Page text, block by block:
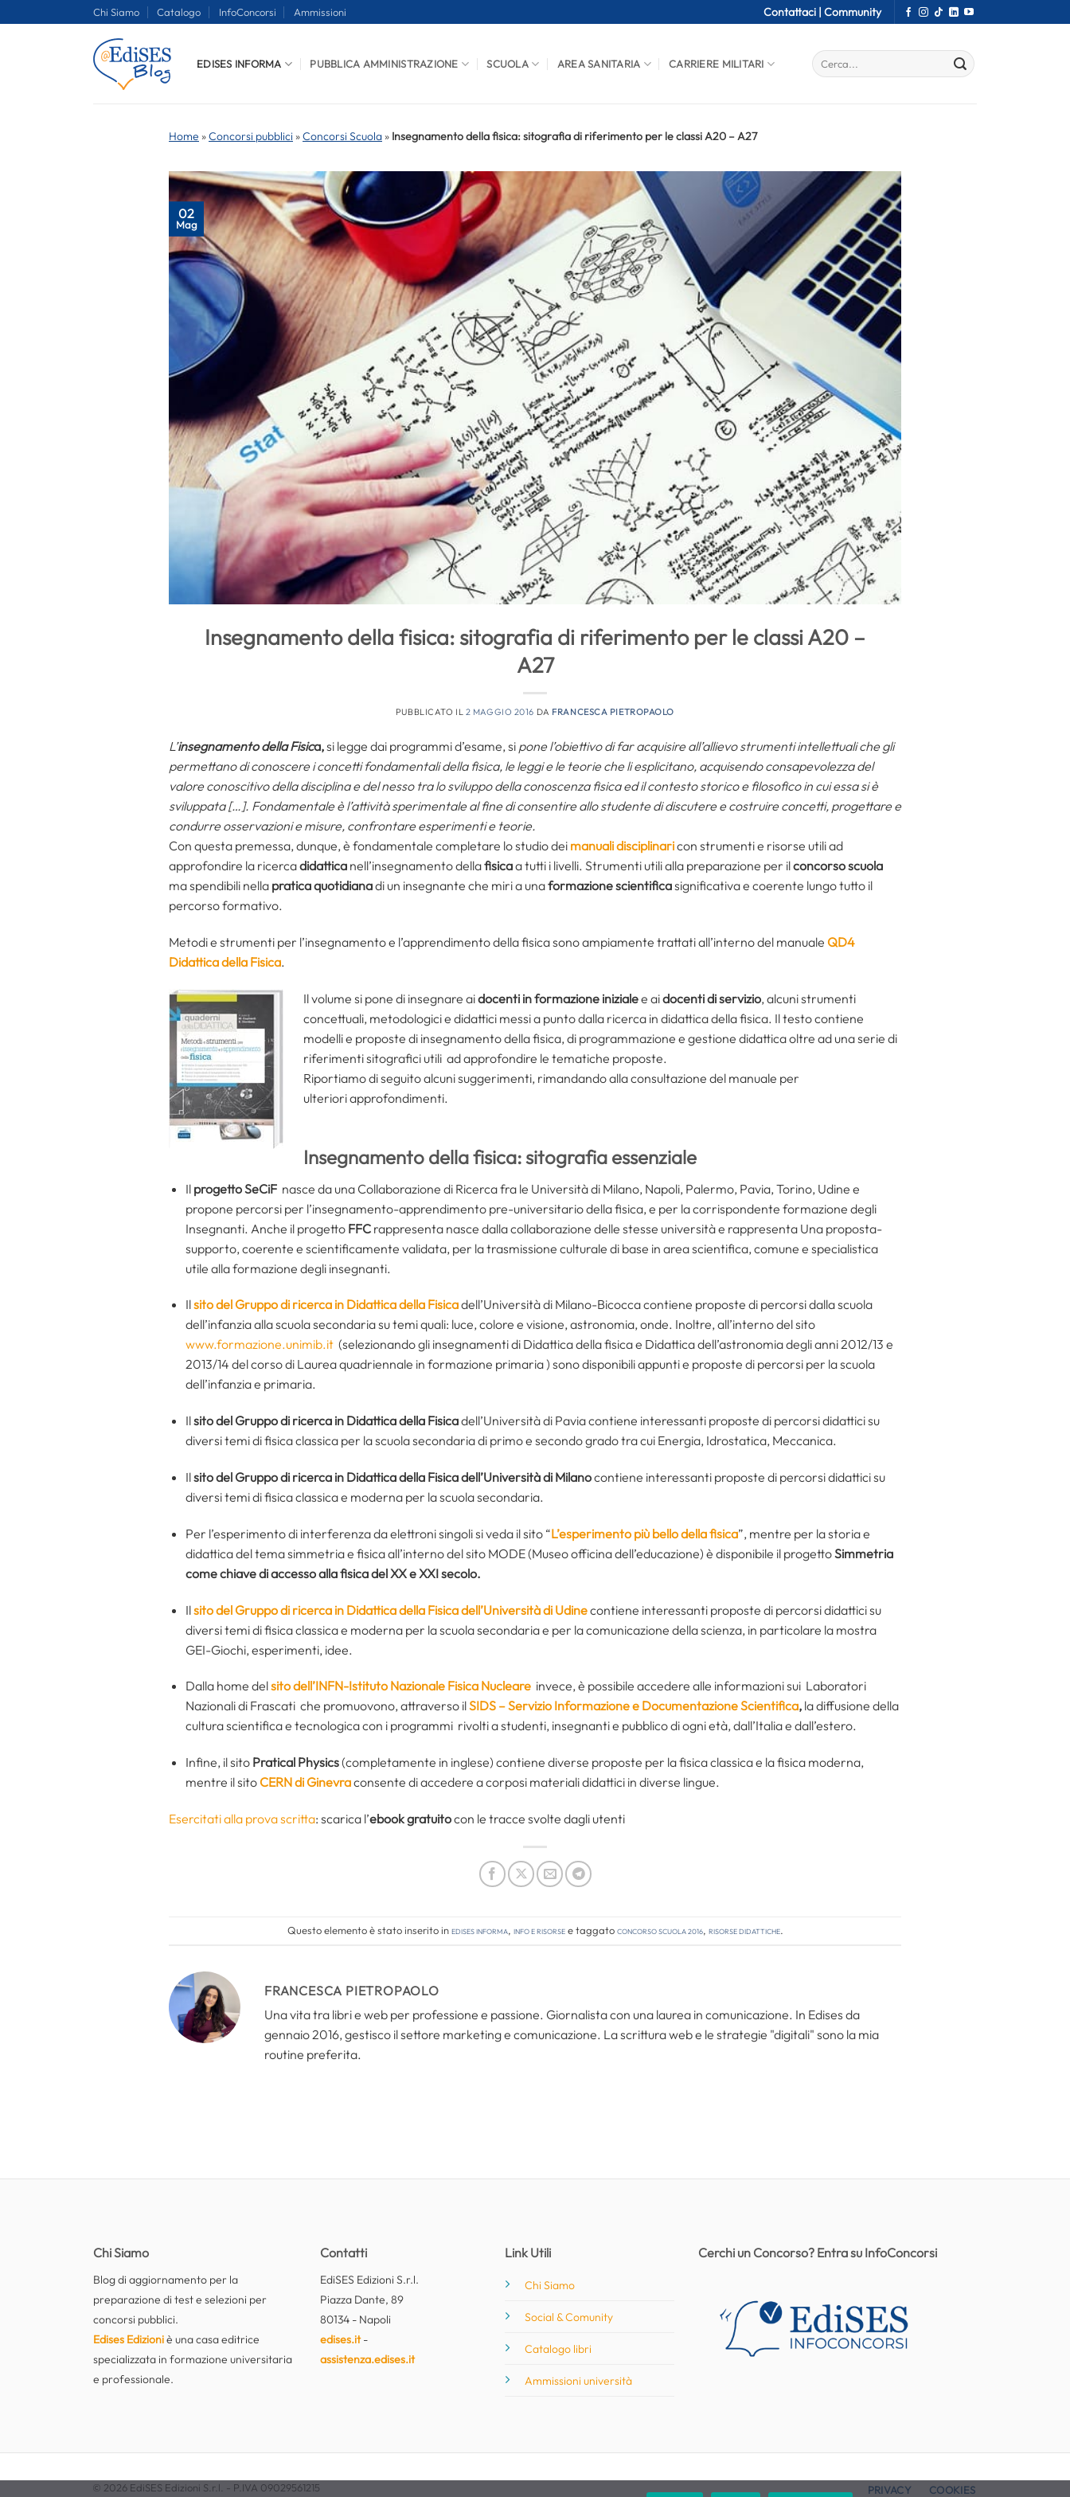
Chi Siamo Catalogo InfoConcorsi Ammissioni Contattaci | Community
EDISES INFORMA PUBBLICA AMMINISTRAZIONE SCUOLA AREA SANITARIA CARRIERE MILITARI
Home »Concorsi pubblici »Concorsi Scuola » Insegnamento della fisica: sitografia di riferimento per le classi A20 – A27
02
Mag
Insegnamento della fisica: sitografia di riferimento per le classi A20 –
A27
PUBBLICATO IL 2 MAGGIO 2016 DA FRANCESCA PIETROPAOLO
L’insegnamento della Fisica,si legge dai programmi d’esame, si pone l’obiettivo di far acquisire all’allievo strumenti intellettuali che gli
permettano di conoscere i concetti fondamentali della fisica, le leggi e le teorie che li esplicitano, acquisendo consapevolezza del
valore conoscitivo della disciplina e del nesso tra lo sviluppo della conoscenza fisica ed il contesto storico e filosofico in cui essa si è
sviluppata […]. Fondamentale è l’attività sperimentale al fine di consentire allo studente di discutere e costruire concetti, progettare e
condurre osservazioni e misure, confrontare esperimenti e teorie.
Con questa premessa, dunque, è fondamentale completare lo studio dei manuali disciplinaricon strumenti e risorse utili ad
approfondire la ricercadidattica nell’insegnamento dellafisicaa tutti i livelli. Strumenti utili alla preparazione per ilconcorso scuola
ma spendibili nella pratica quotidianadi un insegnante che miri a unaformazione scientificasignificativa e coerente lungo tutto il
percorso formativo.
Metodi e strumenti per l’insegnamento e l’apprendimento della fisica sono ampiamente trattati all’interno del manuale QD4
Didattica della Fisica.
Il volume si pone di insegnare aidocenti in formazione inizialee aidocenti di servizio, alcuni strumenti
concettuali, metodologici e didattici messi a punto dalla ricerca in didattica della fisica. Il testo contiene
modelli e proposte di insegnamento della fisica, di programmazione e gestione didattica oltre ad una serie di
riferimenti sitografici utili ad approfondire le tematiche proposte.
Riportiamo di seguito alcuni suggerimenti, rimandando alla consultazione del manuale per
ulteriori approfondimenti.
Insegnamento della fisica: sitografia essenziale
Il progetto SeCiF nasce da una Collaborazione di Ricerca fra le Università di Milano, Napoli, Palermo, Pavia, Torino, Udine e
propone percorsi per l’insegnamento-apprendimento pre-universitario della fisica, e per la corrispondente formazione degli
Insegnanti. Anche il progetto FFC rappresenta nasce dalla collaborazione delle stesse università e rappresenta Una proposta-
supporto, coerente e scientificamente validata, per la trasmissione culturale di base in area scientifica, comune e specialistica
utile alla formazione degli insegnanti.
Ilsito del Gruppo di ricerca in Didattica della Fisicadell’Università di Milano-Bicocca contiene proposte di percorsi dalla scuola
dell’infanzia alla scuola secondaria su temi quali: luce, colore e visione, astronomia, onde. Inoltre, all’interno del sito
www.formazione.unimib.it(selezionando gli insegnamenti di Didattica della fisica e Didattica dell’astronomia degli anni 2012/13 e
2013/14 del corso di Laurea quadriennale in formazione primaria ) sono disponibili appunti e proposte di percorsi per la scuola
dell’infanzia e primaria.
Ilsito del Gruppo di ricerca in Didattica della Fisicadell’Università di Pavia contiene interessanti proposte di percorsi didattici su
diversi temi di fisica classica per la scuola secondaria di primo e secondo grado tra cui Energia, Idrostatica, Meccanica.
Ilsito del Gruppo di ricerca in Didattica della Fisica dell’Università di Milanocontiene interessanti proposte di percorsi didattici su
diversi temi di fisica classica e moderna per la scuola secondaria.
Per l’esperimento di interferenza da elettroni singoli si veda il sito “L’esperimento più bello della fisica”, mentre per la storia e
didattica del tema simmetria e fisica all’interno del sito MODE (Museo officina dell’educazione) è disponibile il progettoSimmetria
come chiave di accesso alla fisica del XX e XXI secolo.
Ilsito del Gruppo di ricerca in Didattica della Fisica dell’Università di Udinecontiene interessanti proposte di percorsi didattici su
diversi temi di fisica classica e moderna per la scuola secondaria e per la comunicazione della scienza, in particolare la mostra
GEI-Giochi, esperimenti, idee.
Dalla home delsito dell’INFN-Istituto Nazionale Fisica Nucleareinvece, è possibile accedere alle informazioni sui Laboratori
Nazionali di Frascati che promuovono, attraverso ilSIDS – Servizio Informazione e Documentazione Scientifica,la diffusione della
cultura scientifica e tecnologica con i programmi rivolti a studenti, insegnanti e pubblico di ogni età, dall’Italia e dall’estero.
Infine, il sito Pratical Physics(completamente in inglese) contiene diverse proposte per la fisica classica e la fisica moderna,
mentre il sitoCERN di Ginevraconsente di accedere a corposi materiali didattici in diverse lingue.
Esercitati alla prova scritta: scarica l’ebook gratuitocon le tracce svolte dagli utenti
Questo elemento è stato inserito inEdises informa, Info e risorsee taggatoconcorso scuola 2016, risorse didattiche.
FRANCESCA PIETROPAOLO
Una vita tra libri e web per professione e passione. Giornalista con una laurea in comunicazione. In Edises da
gennaio 2016, gestisco il settore marketing e comunicazione. La scrittura web e le strategie "digitali" sono la mia
routine preferita.
Chi Siamo
Blog di aggiornamento per la
preparazione di test e selezioni per
concorsi pubblici.
Edises Edizioniè una casa editrice
specializzata in formazione universitaria
e professionale.
Contatti
EdiSES Edizioni S.r.l.
Piazza Dante, 89
80134 - Napoli
edises.it-
assistenza.edises.it
Link Utili
Chi Siamo
Social & Comunity
Catalogo libri
Ammissioni università
Cerchi un Concorso? Entra su InfoConcorsi
© 2026 EdiSES Edizioni S.r.l. - P.IVA 09029561215 PRIVACY
COOKIES